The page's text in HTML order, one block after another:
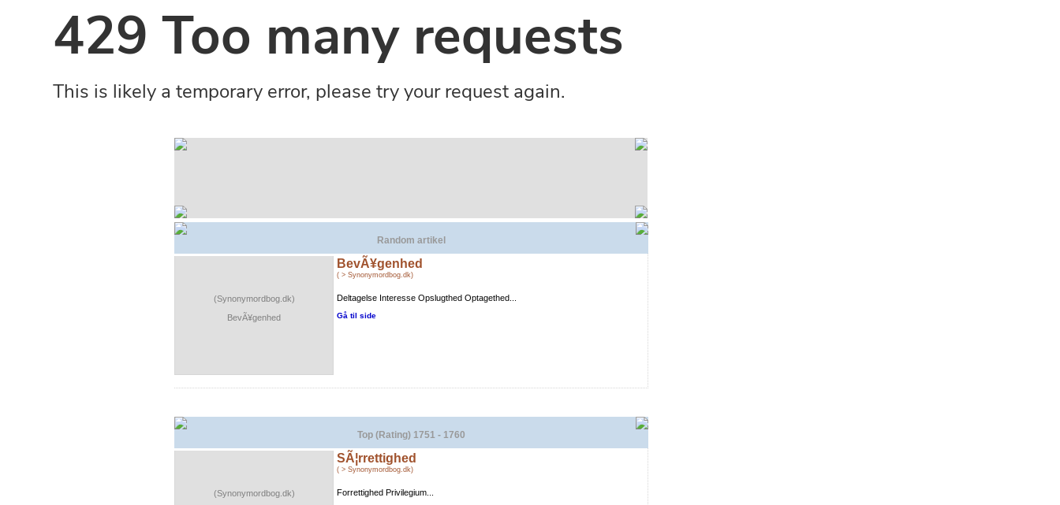
Random artikel
(Synonymordbog.dk)
BevÃ¥genhed
BevÃ¥genhed
( > Synonymordbog.dk)
Deltagelse Interesse Opslugthed Optagethed...
Gå til side
Top (Rating) 1751 - 1760
(Synonymordbog.dk)
SÃ¦rrettighed
( > Synonymordbog.dk)
Forrettighed Privilegium...